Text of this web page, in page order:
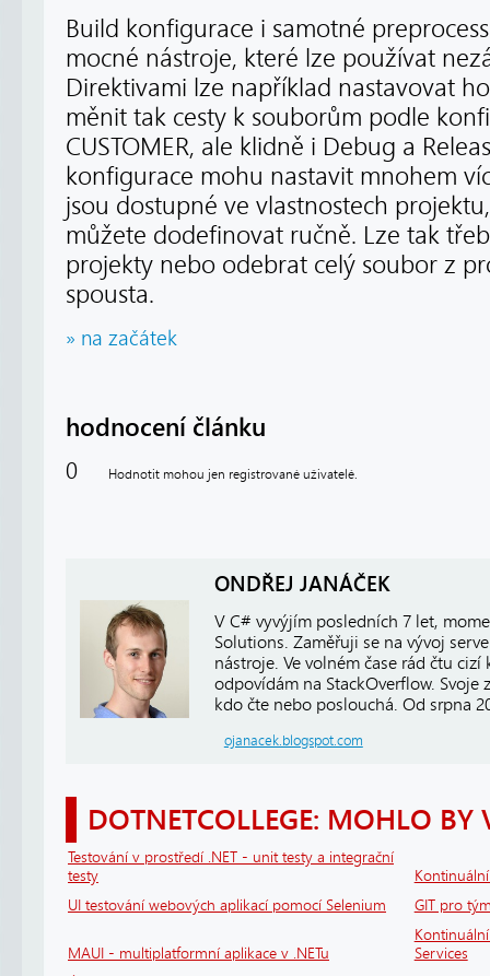
Build konfigurace i samotné
mocné nástroje, které lze používat
Direktivami lze například nastavovat
měnit tak cesty k souborům podle
CUSTOMER, ale klidně i Debug a
konfigurace mohu nastavit mnohem
jsou dostupné ve vlastnostech
můžete dodefinovat ručně. Lze tak
projekty nebo odebrat celý soubor z
spousta.
» na začátek
hodnocení článku
0 Hodnotit mohou jen registrované uživatelé.
ONDŘEJ JANÁČEK
V C# vyvýjím posledních 7 let,
Solutions. Zaměřuji se na vývoj
nástroje. Ve volném čase rád čtu
odpovídám na StackOverflow.
kdo čte nebo poslouchá. Od srpna
ojanacek.blogspot.com
DOTNETCOLLEGE: MOHLO BY
Testování v prostředí .NET - unit testy a integrační
testy
UI testování webových aplikací pomocí Selenium
GIT pro
MAUI - multiplatformní aplikace v .NETu
Services